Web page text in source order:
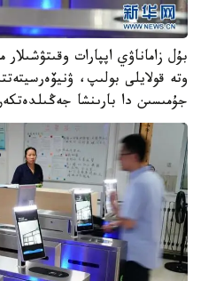
بۇل زاماناۋي اپپارات
وتە قولايلى بولىپ،
جۇمىسىن دا بارىنشا